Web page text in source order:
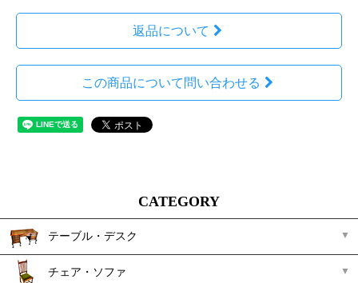
返品について
この商品について問い合わせる
CATEGORY
テーブル・デスク
チェア・ソファ